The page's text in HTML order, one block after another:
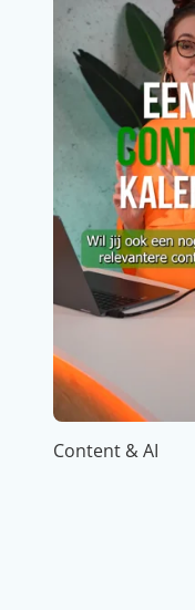
Content & AI